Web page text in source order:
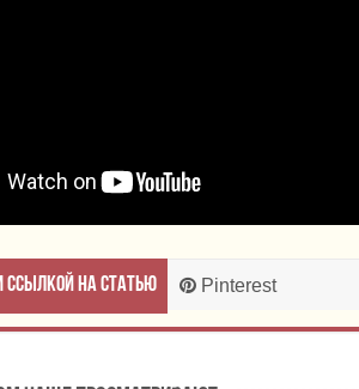
ссылкой на статью Pinterest